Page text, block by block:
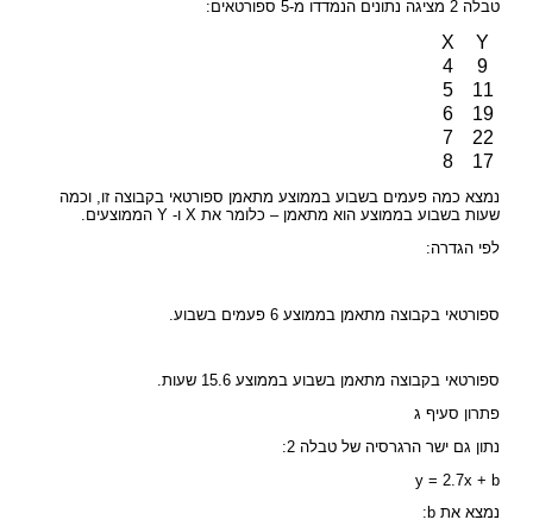
טבלה 2 מציגה נתונים הנמדדו מ-5 ספורטאים:
Y
X
9
4
11
5
19
6
22
7
17
8
נמצא כמה פעמים בשבוע בממוצע מתאמן ספורטאי בקבוצה זו, וכמה
שעות בשבוע בממוצע הוא מתאמן – כלומר את X ו- Y הממוצעים.
לפי הגדרה:
ספורטאי בקבוצה מתאמן בממוצע 6 פעמים בשבוע.
ספורטאי בקבוצה מתאמן בשבוע בממוצע 15.6 שעות.
פתרון סעיף ג
נתון גם ישר הרגרסיה של טבלה 2:
y = 2.7x + b
נמצא את b: